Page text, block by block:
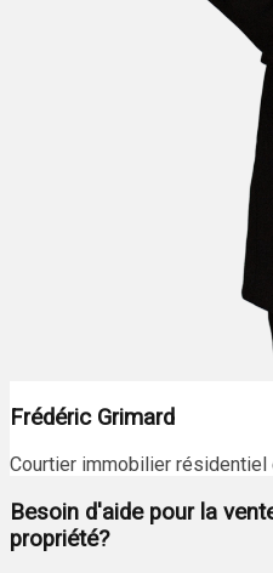
Frédéric Grimard
Courtier immobilier résidentiel
Besoin d'aide pour la
propriété?